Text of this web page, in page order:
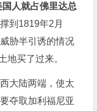
人就占佛里达总
到1819年2月
胁半引诱的情况
地买了过来。
大陆两端，使太
夺取加利福尼亚